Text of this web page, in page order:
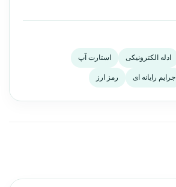
ادله الکترونیکی استارت آپ
جرایم رایانه ای رمز ارز